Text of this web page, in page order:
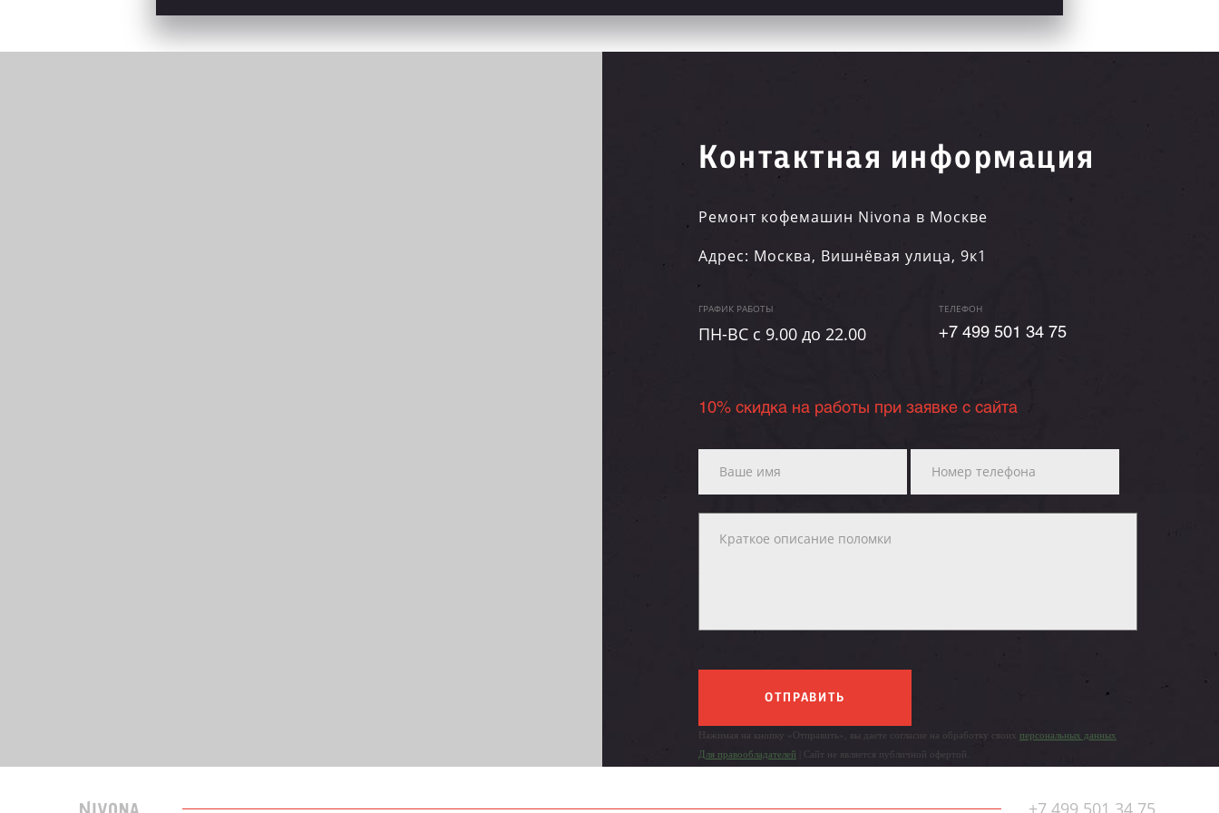
Контактная информация
Ремонт кофемашин Nivona в Москве
Адрес: Москва, Вишнёвая улица, 9к1
ГРАФИК РАБОТЫ
ПН-ВC c 9.00 до 22.00
ТЕЛЕФОН
+7 499 501 34 75
10% скидка на работы при заявке с сайта
ОТПРАВИТЬ
Нажимая на кнопку «Отправить», вы даете согласие на обработку своих персональных данных
Для правообладателей | Сайт не является публичной офертой.
+7 499 501 34 75